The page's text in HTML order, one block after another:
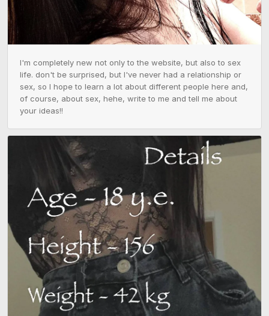
I'm completely new not only to the website, but also to sex
life. don't be surprised, but I've never had a relationship or
sex, so I hope to learn a lot about different people here and,
of course, about sex, hehe, write to me and tell me about
your ideas!!